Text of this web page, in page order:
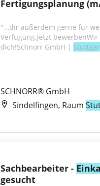
Fertigungsplanung
"...dir außerdem gerne für
Verfügung.Jetzt
dich!Schnorr GmbH |
SCHNORR® GmbH
Sindelfingen, Raum
Sachbearbeiter -
gesucht